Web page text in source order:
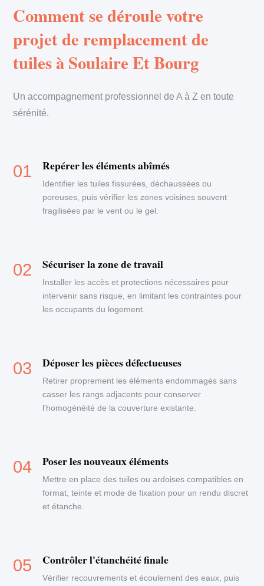
Comment se déroule votre
projet de remplacement de
tuiles à Soulaire Et Bourg
Un accompagnement professionnel de A à Z en toute
sérénité.
Repérer les éléments abîmés
Identifier les tuiles fissurées, déchaussées ou
poreuses, puis vérifier les zones voisines souvent
fragilisées par le vent ou le gel.
Sécuriser la zone de travail
Installer les accès et protections nécessaires pour
intervenir sans risque, en limitant les contraintes pour
les occupants du logement.
Déposer les pièces défectueuses
Retirer proprement les éléments endommagés sans
casser les rangs adjacents pour conserver
l'homogénéité de la couverture existante.
Poser les nouveaux éléments
Mettre en place des tuiles ou ardoises compatibles en
format, teinte et mode de fixation pour un rendu discret
et étanche.
Contrôler l'étanchéité finale
Vérifier recouvrements et écoulement des eaux, puis